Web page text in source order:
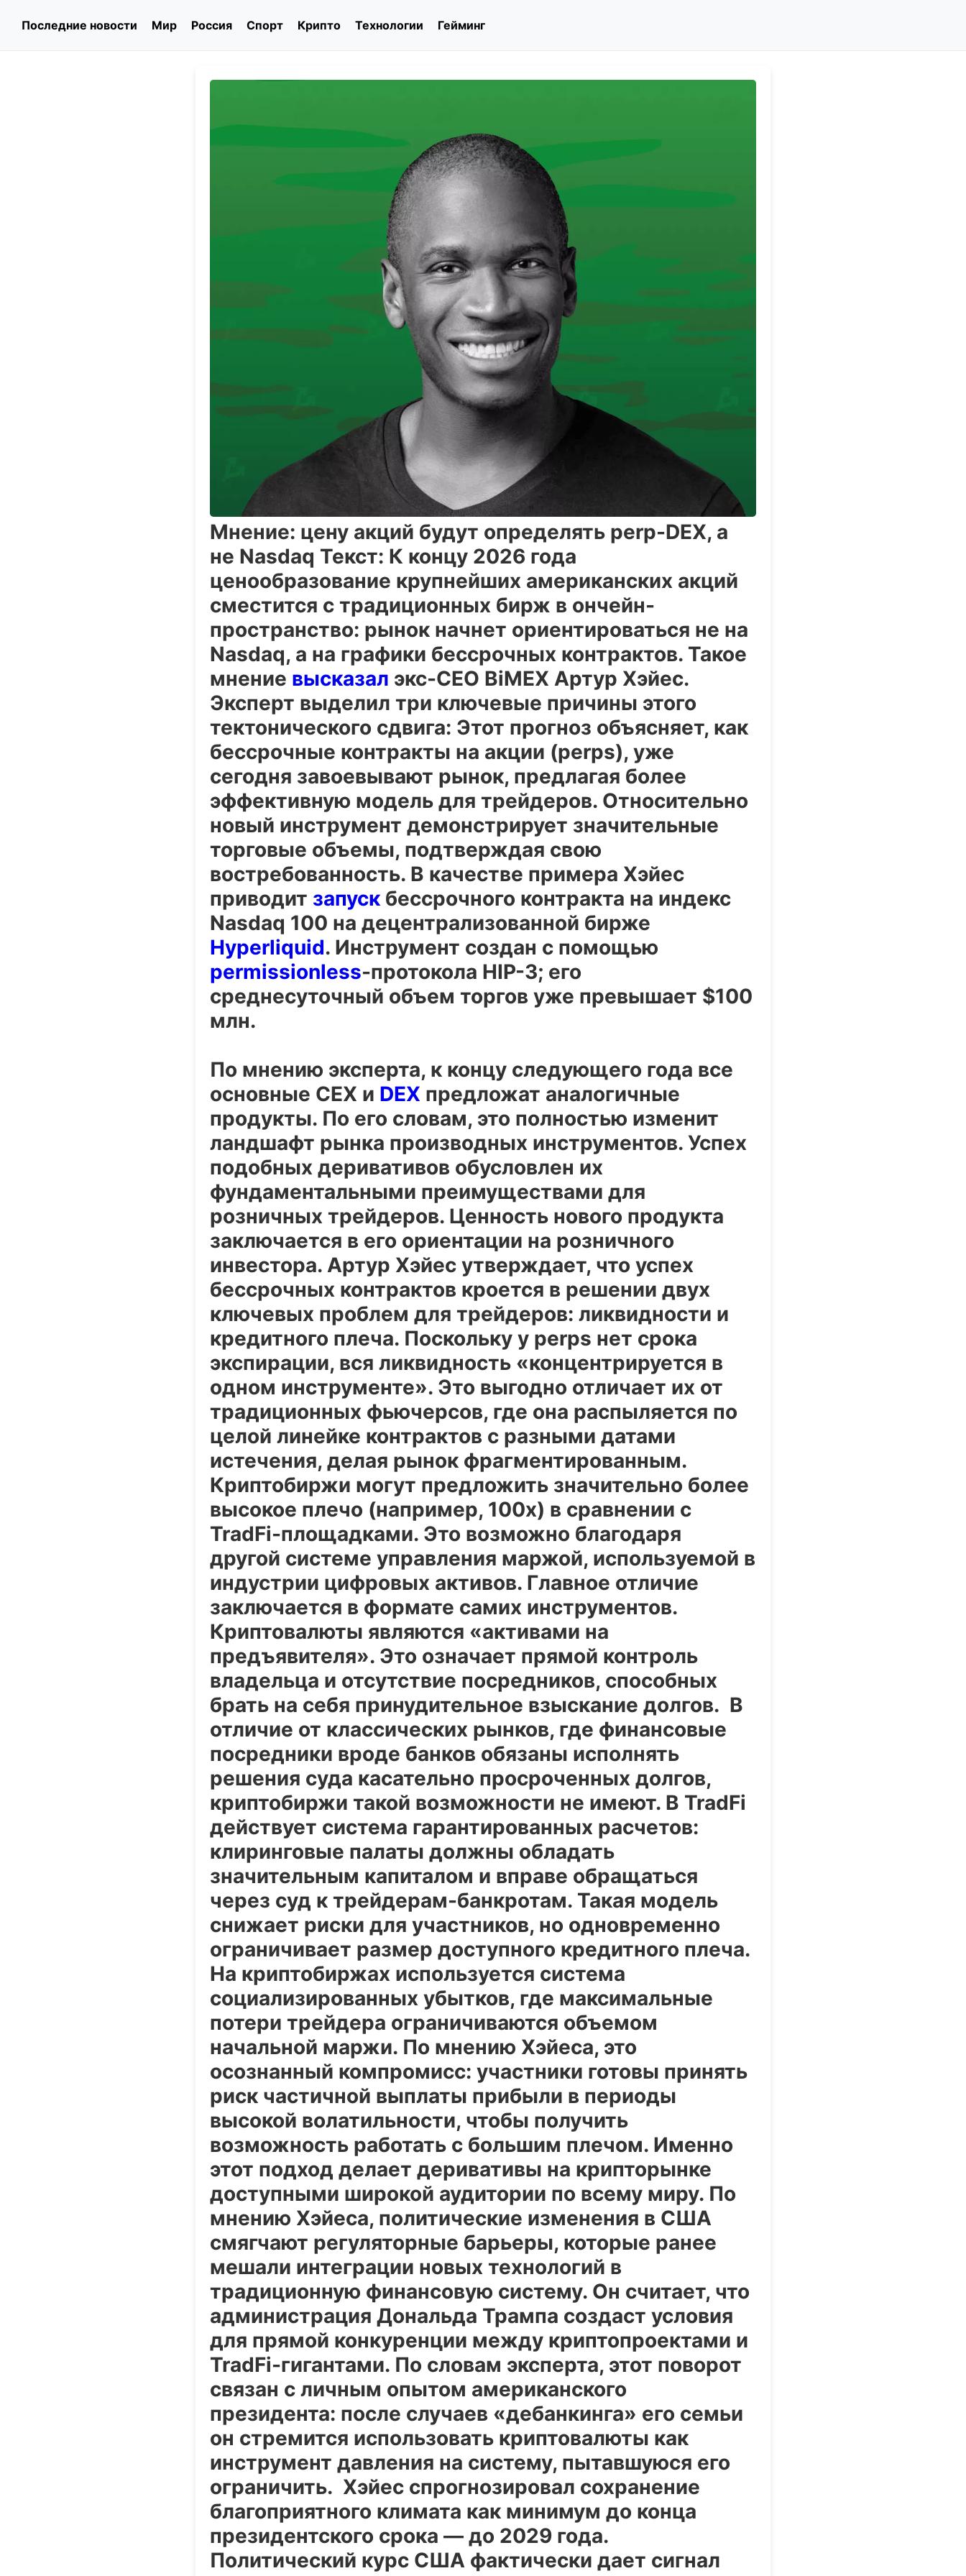
Последние новости Мир Россия Спорт Крипто Технологии Гейминг
Мнение: цену акций будут определять perp-DEX, а
не Nasdaq Текст: К концу 2026 года
ценообразование крупнейших американских акций
сместится с традиционных бирж в ончейн-
пространство: рынок начнет ориентироваться не на
Nasdaq, а на графики бессрочных контрактов. Такое
мнение высказал экс-CEO BiMEX Артур Хэйес.
Эксперт выделил три ключевые причины этого
тектонического сдвига: Этот прогноз объясняет, как
бессрочные контракты на акции (perps), уже
сегодня завоевывают рынок, предлагая более
эффективную модель для трейдеров. Относительно
новый инструмент демонстрирует значительные
торговые объемы, подтверждая свою
востребованность. В качестве примера Хэйес
приводит запуск бессрочного контракта на индекс
Nasdaq 100 на децентрализованной бирже
Hyperliquid. Инструмент создан с помощью
permissionless-протокола HIP-3; его
среднесуточный объем торгов уже превышает $100
млн.
По мнению эксперта, к концу следующего года все
основные CEX и DEX предложат аналогичные
продукты. По его словам, это полностью изменит
ландшафт рынка производных инструментов. Успех
подобных деривативов обусловлен их
фундаментальными преимуществами для
розничных трейдеров. Ценность нового продукта
заключается в его ориентации на розничного
инвестора. Артур Хэйес утверждает, что успех
бессрочных контрактов кроется в решении двух
ключевых проблем для трейдеров: ликвидности и
кредитного плеча. Поскольку у perps нет срока
экспирации, вся ликвидность «концентрируется в
одном инструменте». Это выгодно отличает их от
традиционных фьючерсов, где она распыляется по
целой линейке контрактов с разными датами
истечения, делая рынок фрагментированным.
Криптобиржи могут предложить значительно более
высокое плечо (например, 100х) в сравнении с
TradFi-площадками. Это возможно благодаря
другой системе управления маржой, используемой в
индустрии цифровых активов. Главное отличие
заключается в формате самих инструментов.
Криптовалюты являются «активами на
предъявителя». Это означает прямой контроль
владельца и отсутствие посредников, способных
брать на себя принудительное взыскание долгов. В
отличие от классических рынков, где финансовые
посредники вроде банков обязаны исполнять
решения суда касательно просроченных долгов,
криптобиржи такой возможности не имеют. В TradFi
действует система гарантированных расчетов:
клиринговые палаты должны обладать
значительным капиталом и вправе обращаться
через суд к трейдерам-банкротам. Такая модель
снижает риски для участников, но одновременно
ограничивает размер доступного кредитного плеча.
На криптобиржах используется система
социализированных убытков, где максимальные
потери трейдера ограничиваются объемом
начальной маржи. По мнению Хэйеса, это
осознанный компромисс: участники готовы принять
риск частичной выплаты прибыли в периоды
высокой волатильности, чтобы получить
возможность работать с большим плечом. Именно
этот подход делает деривативы на крипторынке
доступными широкой аудитории по всему миру. По
мнению Хэйеса, политические изменения в США
смягчают регуляторные барьеры, которые ранее
мешали интеграции новых технологий в
традиционную финансовую систему. Он считает, что
администрация Дональда Трампа создаст условия
для прямой конкуренции между криптопроектами и
TradFi-гигантами. По словам эксперта, этот поворот
связан с личным опытом американского
президента: после случаев «дебанкинга» его семьи
он стремится использовать криптовалюты как
инструмент давления на систему, пытавшуюся его
ограничить. Хэйес спрогнозировал сохранение
благоприятного климата как минимум до конца
президентского срока — до 2029 года.
Политический курс США фактически дает сигнал